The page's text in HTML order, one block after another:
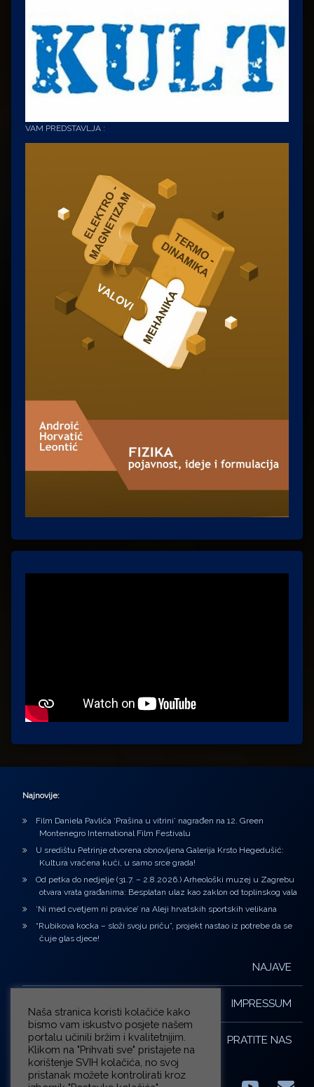
VAM PREDSTAVLJA :
Najnovije:
Film Daniela Pavlića ‘Prašina u vitrini’ nagrađen na 12. Green
Montenegro International Film Festivalu
U središtu Petrinje otvorena obnovljena Galerija Krsto Hegedušić:
Kultura vraćena kući, u samo srce grada!
Od petka do nedjelje (31.7. – 2.8.2026.) Arheološki muzej u Zagrebu
otvara vrata građanima: Besplatan ulaz kao zaklon od toplinskog vala
‘Ni med cvetjem ni pravice’ na Aleji hrvatskih sportskih velikana
“Rubikova kocka – složi svoju priču”, projekt nastao iz potrebe da se
čuje glas djece!
NAJAVE
IMPRESSUM
PRATITE NAS
Naša stranica koristi kolačiće kako
bismo vam iskustvo posjete našem
portalu učinili bržim i kvalitetnijim.
Klikom na "Prihvati sve" pristajete na
korištenje SVIH kolačića, no svoj
pristanak možete kontrolirati kroz